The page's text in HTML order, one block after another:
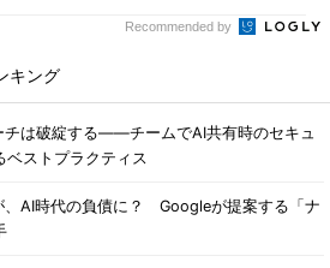
Recommended by
キング
チは破綻する――チームでAI共有時のセキュ
ベストプラクティス
、AI時代の負債に？ Googleが提案する「ナ